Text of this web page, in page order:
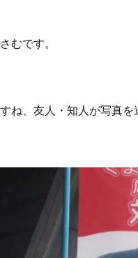
むです。
ね、友人・知人が写真